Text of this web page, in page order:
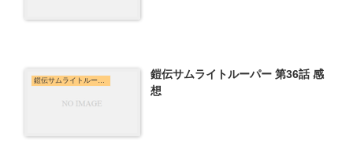
鎧伝サムライトルーパー
鎧伝サムライトルーパー 第36話 感
想